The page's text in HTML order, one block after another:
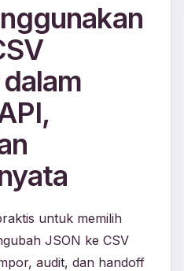
untuk memilih
JSON ke CSV
audit, dan handoff